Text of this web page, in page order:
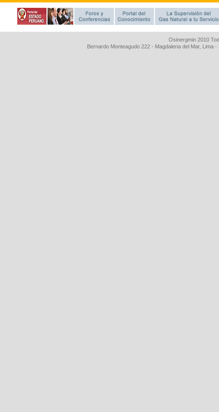
Osinergmin 2010
Bernardo Monteagudo 222 - Magdalena del Mar, Lima